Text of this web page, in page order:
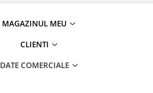
MAGAZINUL MEU
CLIENTI
DATE COMERCIALE